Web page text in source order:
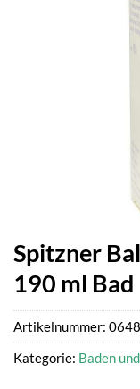
Spitzner
190 ml Bad
Artikelnummer:
Kategorie: Baden